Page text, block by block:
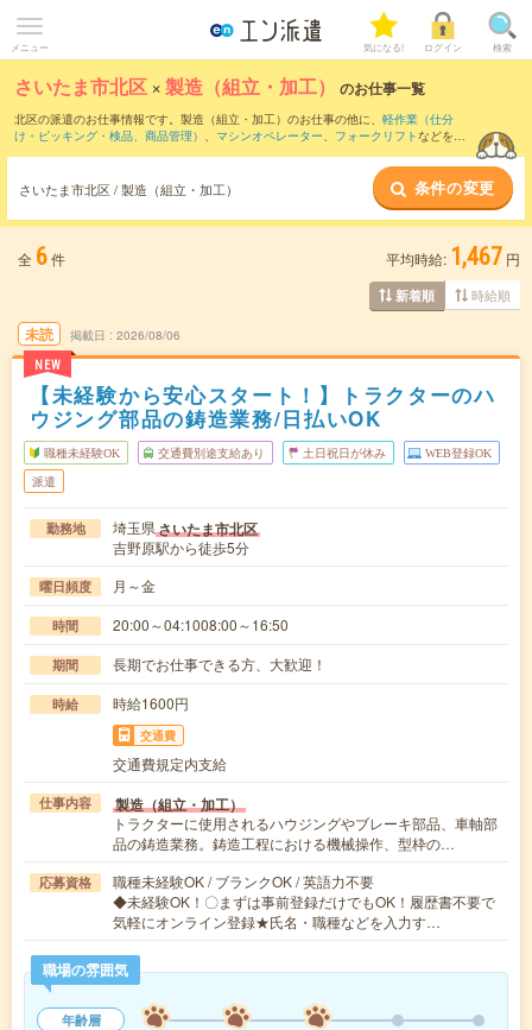
メニュー 気になる! ログイン 検索
さいたま市北区 ×製造（組立・加工） のお仕事一覧
北区の派遣のお仕事情報です。製造（組立・加工）のお仕事の他に、 軽作業（仕分
け・ピッキング・検品、商品管理） 、 マシンオペレーター、 フォークリフトなどを取
製造（組立・加工）のお仕事とは？とは？
さいたま市北区 / 製造（組立・加工） 条件の変更
全 6件 平均時給: 1,467 円
新着順 時給順
未読
NEW
掲載日 2026/08/06
【未経験から安心スタート！】トラクターのハ
ウジング部品の鋳造業務/日払いOK
職種未経験OK 交通費別途支給あり 土日祝日が休み WEB登録OK
派遣
勤務地 埼玉県さいたま市北区
吉野原駅から徒歩5分
曜日頻度 月～金
時間 20:00～04:1008:00～16:50
期間 長期でお仕事できる方、大歓迎！
時給 時給1600円
交通費
交通費規定内支給
仕事内容 製造（組立・加工）
トラクターに使用されるハウジングやブレーキ部品、車軸部
品の鋳造業務。鋳造工程における機械操作、型枠の…
応募資格
職種未経験OK / ブランクOK / 英語力不要
◆未経験OK！〇まずは事前登録だけでもOK！履歴書不要で
気軽にオンライン登録★氏名・職種などを入力す…
職場の雰囲気
年齢層